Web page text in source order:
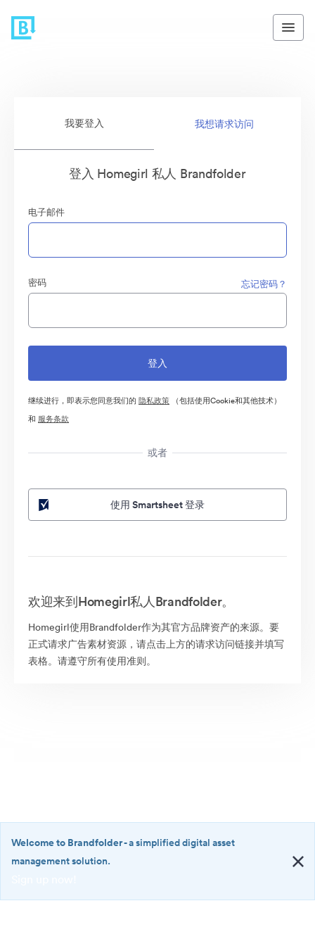
我要登入 我想请求访问
登入 Homegirl 私人 Brandfolder
电子邮件
密码 忘记密码？
继续进行，即表示您同意我们的 隐私政策 （包括使用Cookie和其他技术）
和 服务条款
或者
使用 Smartsheet 登录
欢迎来到Homegirl私人Brandfolder。
Homegirl使用Brandfolder作为其官方品牌资产的来源。要
正式请求广告素材资源，请点击上方的请求访问链接并填写
表格。请遵守所有使用准则。
·
Welcome to Brandfolder- a simplified digital asset
management solution.